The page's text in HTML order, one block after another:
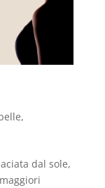
,
dal sole,